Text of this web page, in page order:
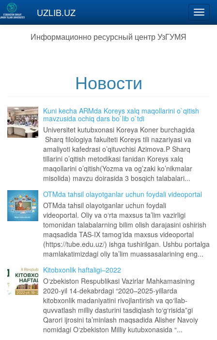
Перейти к основному содержанию
UZLIB.UZ
Информационно ресурсный центр УзГУМЯ
Новости
Kuni kecha ARMda Koreys xalq maqollarini o`qitish
mavzusida ochiq dars bo`lib o`tdi
Universitet kutubxonasi Koreya Koner burchagida
Sharq filologiya fakulteti Koreys tili nazariyasi va
amaliyoti kafedrasi o’qituvchisi Azimova.P Sharq
tillarini o’qitish metodikasi fanidan Koreys xalq
maqollarini o’qitish(Yozma va og’zaki ko’nikmalar
misolida) mavzu doirasida 3 bosqich talabalari...
OTMda tahsil olayotganlar uchun foydali videoportal
OTMda tahsil olayotganlar uchun foydali
videoportal. Oliy va o‘rta maxsus ta’lim vazirligi
tomonidan talabalarning bilim olish darajasini oshirish
maqsadida TAS-IX tamog‘ida maxsus videoportal
(https://tube.edu.uz/) ishga tushirilgan. Ushbu portalga
mamlakatimizdagi oliy ta’lim muassasalarining eng...
Kitobxonlik haftaligi–2022
O‘zbekiston Respublikasi Vazirlar Mahkamasining
2020-yil 14-dekabrdagi “2020–2025-yillarda
kitobxonlik madaniyatini rivojlantirish va qo‘llab-
quvvatlash milliy dasturini tasdiqlash to‘g‘risida”gi
Qarori ijrosini ta’minlash maqsadida Alisher Navoiy
nomidagi O‘zbekiston Milliy kutubxonasida “...